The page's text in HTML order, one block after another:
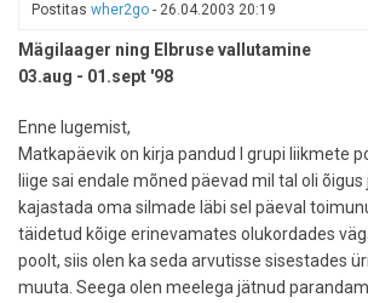
Postitas wher2go - 26.04.2003 20:19
Mägilaager ning Elbruse vallutamine
03.aug - 01.sept '98
Enne lugemist,
Matkapäevik on kirja pandud I grupi liikmete
liige sai endale mõned päevad mil tal oli
kajastada oma silmade läbi sel päeval
täidetud kõige erinevamates olukordades
poolt, siis olen ka seda arvutisse sisestades
muuta. Seega olen meelega jätnud